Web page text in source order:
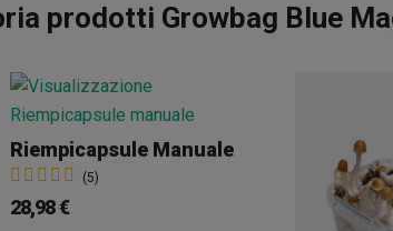
prodotti Growbag Blue
Riempicapsule Manuale
(5)
28,98 €